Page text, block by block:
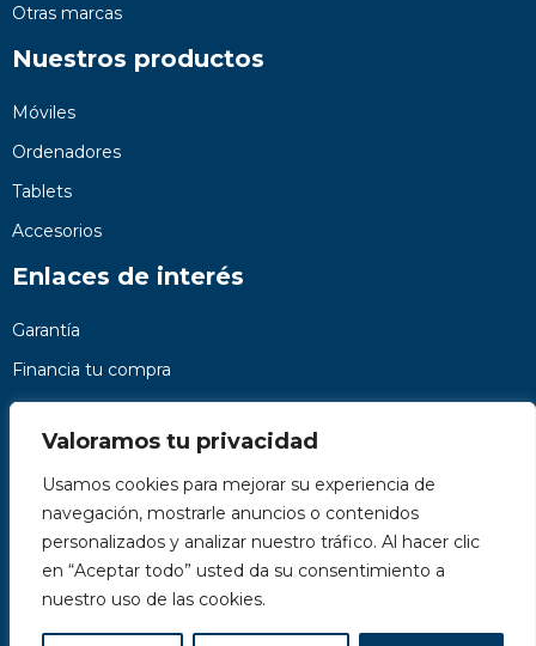
Valoramos tu privacidad
Usamos cookies para mejorar su experiencia de
navegación, mostrarle anuncios o contenidos
personalizados y analizar nuestro tráfico. Al hacer clic
en “Aceptar todo” usted da su consentimiento a
nuestro uso de las cookies.
Otras marcas
Nuestros productos
Móviles
Ordenadores
Tablets
Accesorios
Enlaces de interés
Garantía
Financia tu compra
Preguntas frecuentes
Nosotros
Contacto
Páginas legales
Kit Digital